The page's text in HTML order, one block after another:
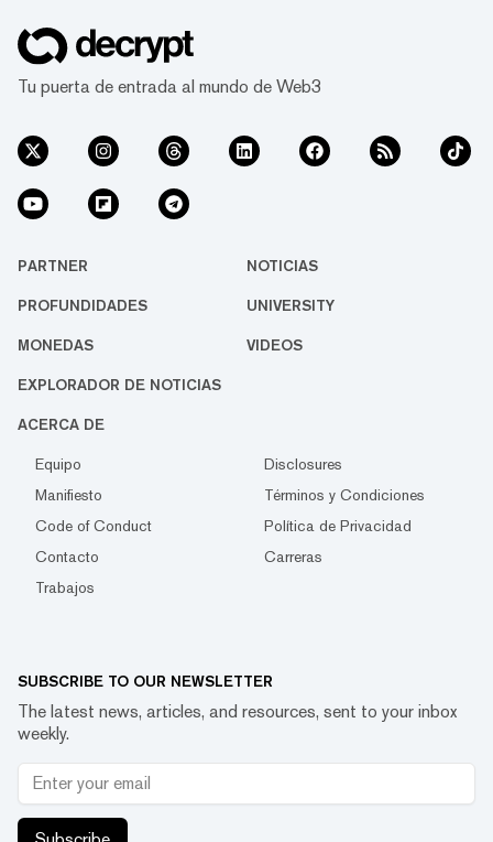
Tu puerta de entrada al mundo de Web3
PARTNER NOTICIAS
PROFUNDIDADES UNIVERSITY
MONEDAS VIDEOS
EXPLORADOR DE NOTICIAS
ACERCA DE
Equipo
Disclosures
Manifiesto
Términos y Condiciones
Code of Conduct
Política de Privacidad
Contacto
Carreras
Trabajos
SUBSCRIBE TO OUR NEWSLETTER
The latest news, articles, and resources, sent to your inbox
weekly.